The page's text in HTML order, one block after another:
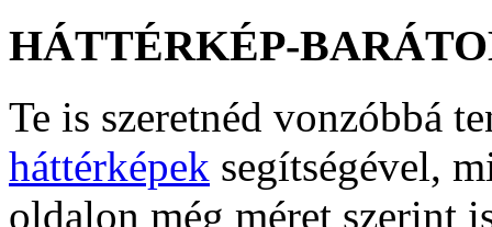
HÁTTÉRKÉP-
Te is szeretnéd vonzóbbá
háttérképek segítségével,
oldalon még méret szerint